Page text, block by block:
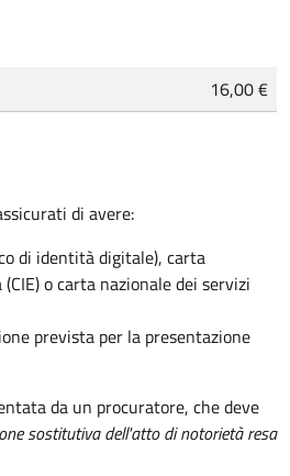
16,00 €
di avere:
di identità digitale), carta
o carta nazionale dei servizi
prevista per la presentazione
da un procuratore, che deve
sostitutiva dell'atto di notorietà resa